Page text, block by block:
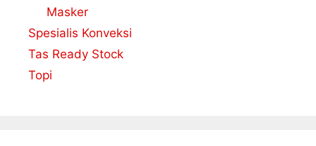
Masker
Spesialis Konveksi
Tas Ready Stock
Topi